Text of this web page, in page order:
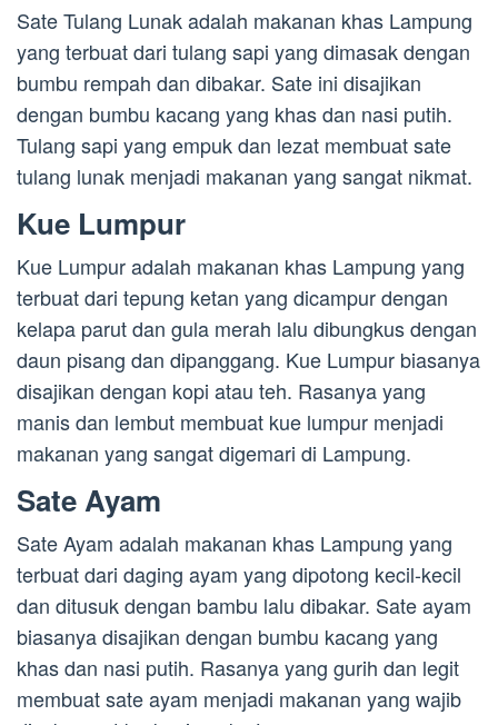
Sate Tulang Lunak adalah makanan khas Lampung
yang terbuat dari tulang sapi yang dimasak dengan
bumbu rempah dan dibakar. Sate ini disajikan
dengan bumbu kacang yang khas dan nasi putih.
Tulang sapi yang empuk dan lezat membuat sate
tulang lunak menjadi makanan yang sangat nikmat.
Kue Lumpur
Kue Lumpur adalah makanan khas Lampung yang
terbuat dari tepung ketan yang dicampur dengan
kelapa parut dan gula merah lalu dibungkus dengan
daun pisang dan dipanggang. Kue Lumpur biasanya
disajikan dengan kopi atau teh. Rasanya yang
manis dan lembut membuat kue lumpur menjadi
makanan yang sangat digemari di Lampung.
Sate Ayam
Sate Ayam adalah makanan khas Lampung yang
terbuat dari daging ayam yang dipotong kecil-kecil
dan ditusuk dengan bambu lalu dibakar. Sate ayam
biasanya disajikan dengan bumbu kacang yang
khas dan nasi putih. Rasanya yang gurih dan legit
membuat sate ayam menjadi makanan yang wajib